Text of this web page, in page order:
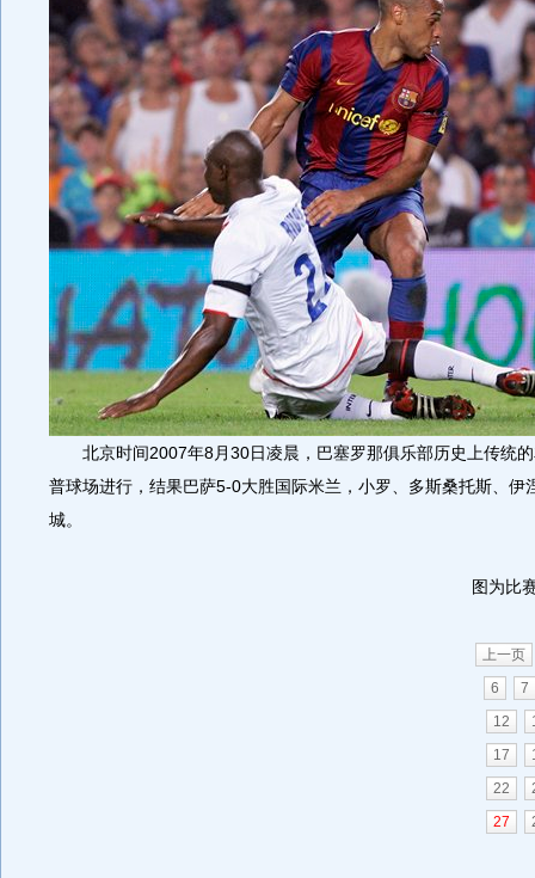
北京时间2007年8月30日凌晨，巴塞罗那俱乐部历史上传统的
普球场进行，结果巴萨5-0大胜国际米兰，小罗、多斯桑托斯、伊
城。
图为比
上一页
6
7
12
17
22
27